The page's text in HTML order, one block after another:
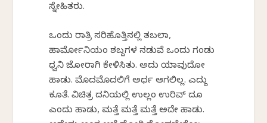
ಸ್ನೇಹಿತರು.
ಒಂದು ರಾತ್ರಿ ಸರಿಹೊತ್ತಿನಲ್ಲಿ ತಬಲಾ,
ಹಾರ್ಮೋನಿಯಂ ಶಬ್ದಗಳ ನಡುವೆ ಒಂದು ಗಂಡು
ಧ್ವನಿ ಜೋರಾಗಿ ಕೇಳಿಸಿತು. ಅದು ಯಾವುದೋ
ಹಾಡು. ಮೊದಮೊದಲಿಗೆ ಅರ್ಥ ಆಗಲಿಲ್ಲ. ಎದ್ದು
ಕೂತೆ. ವಿಚಿತ್ರ ದನಿಯಲ್ಲಿ ಉಲ್ಲಂ ಉರಿವ್ ದೂ
ಎಂದು ಹಾಡು, ಮತ್ತೆ ಮತ್ತೆ ಮತ್ತೆ ಅದೇ ಹಾಡು.